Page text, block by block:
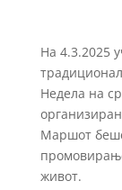
На 4.3.2025
Недела на
Маршот
живот.